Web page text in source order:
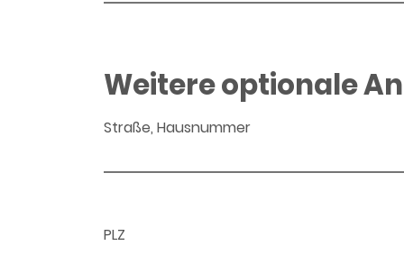
Weitere optionale
Straße, Hausnummer
PLZ